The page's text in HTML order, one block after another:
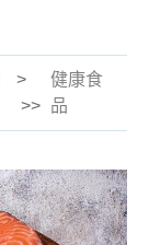
>
>>
健康食
品